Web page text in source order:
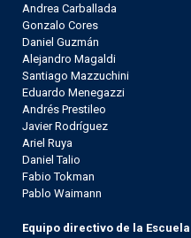
Andrea Carballada
Gonzalo Cores
Daniel Guzmán
Alejandro Magaldi
Santiago Mazzuchini
Eduardo Menegazzi
Andrés Prestileo
Javier Rodríguez
Ariel Ruya
Daniel Talio
Fabio Tokman
Pablo Waimann
Equipo directivo de la Escuela